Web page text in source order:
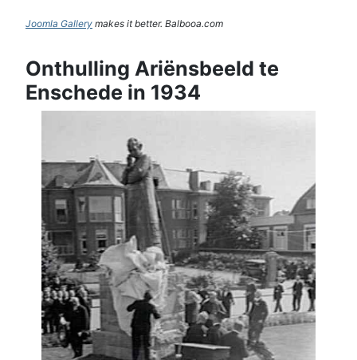
Joomla Gallery makes it better. Balbooa.com
Onthulling Ariënsbeeld te
Enschede in 1934